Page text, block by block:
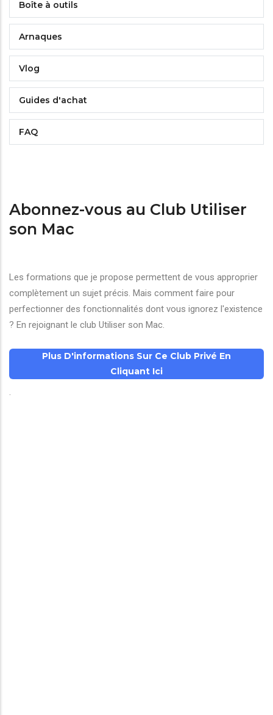
Boîte à outils
Arnaques
Vlog
Guides d'achat
FAQ
Abonnez-vous au Club Utiliser
son Mac
Les formations que je propose permettent de vous approprier
complètement un sujet précis. Mais comment faire pour
perfectionner des fonctionnalités dont vous ignorez l'existence
? En rejoignant le club Utiliser son Mac.
Plus D'informations Sur Ce Club Privé En
Cliquant Ici
.